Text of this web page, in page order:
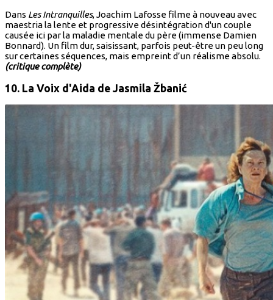
Dans Les Intranquilles, Joachim Lafosse filme à nouveau avec
maestria la lente et progressive désintégration d'un couple
causée ici par la maladie mentale du père (immense Damien
Bonnard). Un film dur, saisissant, parfois peut-être un peu long
sur certaines séquences, mais empreint d’un réalisme absolu.
(critique complète)
10. La Voix d'Aida de Jasmila Žbanić